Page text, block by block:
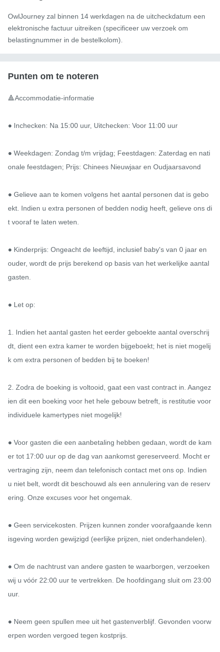
OwlJourney zal binnen 14 werkdagen na de uitcheckdatum een ​​
elektronische factuur uitreiken (specificeer uw verzoek om
belastingnummer in de bestelkolom).
Punten om te noteren
🔺Accommodatie-informatie
● Inchecken: Na 15:00 uur, Uitchecken: Voor 11:00 uur
● Weekdagen: Zondag t/m vrijdag; Feestdagen: Zaterdag en nati
onale feestdagen; Prijs: Chinees Nieuwjaar en Oudjaarsavond
● Gelieve aan te komen volgens het aantal personen dat is gebo
ekt. Indien u extra personen of bedden nodig heeft, gelieve ons di
t vooraf te laten weten.
● Kinderprijs: Ongeacht de leeftijd, inclusief baby's van 0 jaar en
ouder, wordt de prijs berekend op basis van het werkelijke aantal
gasten.
● Let op:
1. Indien het aantal gasten het eerder geboekte aantal overschrij
dt, dient een extra kamer te worden bijgeboekt; het is niet mogelij
k om extra personen of bedden bij te boeken!
2. Zodra de boeking is voltooid, gaat een vast contract in. Aangez
ien dit een boeking voor het hele gebouw betreft, is restitutie voor
individuele kamertypes niet mogelijk!
● Voor gasten die een aanbetaling hebben gedaan, wordt de kam
er tot 17:00 uur op de dag van aankomst gereserveerd. Mocht er
vertraging zijn, neem dan telefonisch contact met ons op. Indien
u niet belt, wordt dit beschouwd als een annulering van de reserv
ering. Onze excuses voor het ongemak.
● Geen servicekosten. Prijzen kunnen zonder voorafgaande kenn
isgeving worden gewijzigd (eerlijke prijzen, niet onderhandelen).
● Om de nachtrust van andere gasten te waarborgen, verzoeken
wij u vóór 22:00 uur te vertrekken. De hoofdingang sluit om 23:00
uur.
● Neem geen spullen mee uit het gastenverblijf. Gevonden voorw
erpen worden vergoed tegen kostprijs.